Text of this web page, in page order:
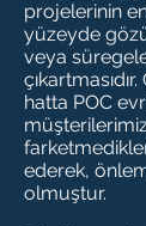
projelerinin
yüzeyde
veya
hatta POC
ederek, önlem
olmuştur.